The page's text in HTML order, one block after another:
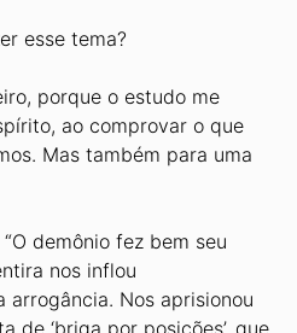
esse tema?
porque o estudo me
ao comprovar o que
Mas também para uma
demônio fez bem seu
nos inflou
arrogância. Nos aprisionou
de ‘briga por posições’, que